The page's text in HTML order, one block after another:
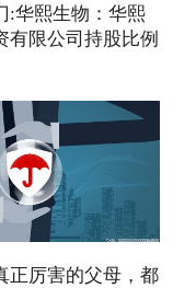
:华熙生物：华熙
有限公司持股比例
正厉害的父母，都